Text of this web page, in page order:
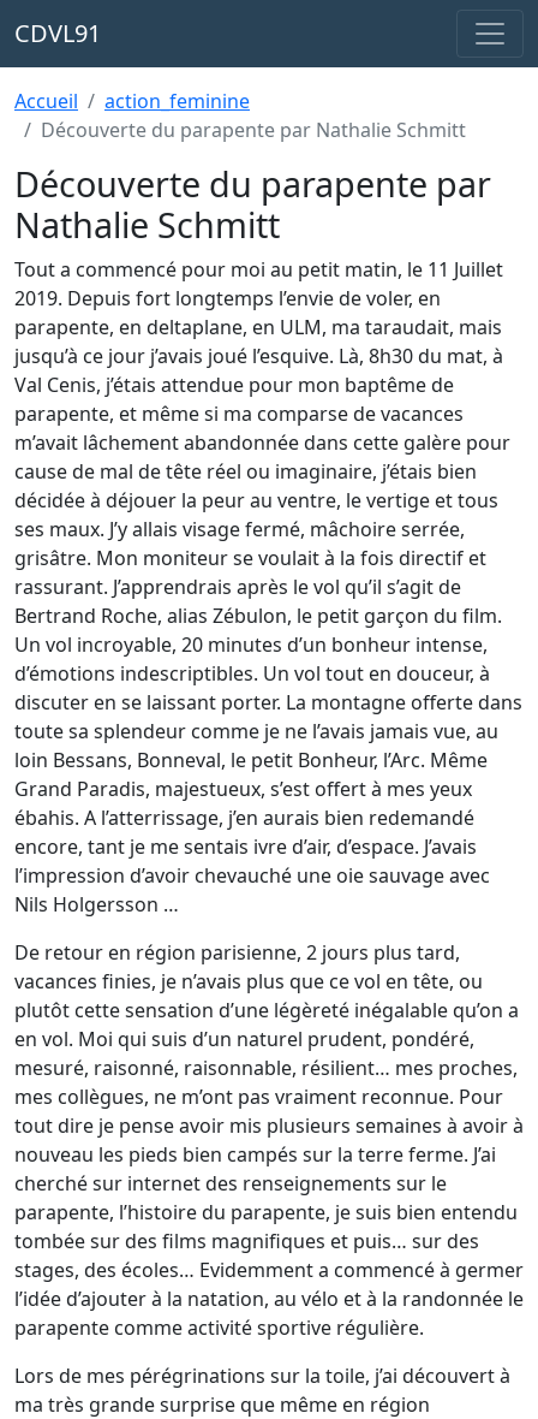
CDVL91
Accueil
action_feminine
Découverte du parapente par Nathalie Schmitt
Découverte du parapente par
Nathalie Schmitt
Tout a commencé pour moi au petit matin, le 11 Juillet
2019. Depuis fort longtemps l’envie de voler, en
parapente, en deltaplane, en ULM, ma taraudait, mais
jusqu’à ce jour j’avais joué l’esquive. Là, 8h30 du mat, à
Val Cenis, j’étais attendue pour mon baptême de
parapente, et même si ma comparse de vacances
m’avait lâchement abandonnée dans cette galère pour
cause de mal de tête réel ou imaginaire, j’étais bien
décidée à déjouer la peur au ventre, le vertige et tous
ses maux. J’y allais visage fermé, mâchoire serrée,
grisâtre. Mon moniteur se voulait à la fois directif et
rassurant. J’apprendrais après le vol qu’il s’agit de
Bertrand Roche, alias Zébulon, le petit garçon du film.
Un vol incroyable, 20 minutes d’un bonheur intense,
d’émotions indescriptibles. Un vol tout en douceur, à
discuter en se laissant porter. La montagne offerte dans
toute sa splendeur comme je ne l’avais jamais vue, au
loin Bessans, Bonneval, le petit Bonheur, l’Arc. Même
Grand Paradis, majestueux, s’est offert à mes yeux
ébahis. A l’atterrissage, j’en aurais bien redemandé
encore, tant je me sentais ivre d’air, d’espace. J’avais
l’impression d’avoir chevauché une oie sauvage avec
Nils Holgersson …
De retour en région parisienne, 2 jours plus tard,
vacances finies, je n’avais plus que ce vol en tête, ou
plutôt cette sensation d’une légèreté inégalable qu’on a
en vol. Moi qui suis d’un naturel prudent, pondéré,
mesuré, raisonné, raisonnable, résilient… mes proches,
mes collègues, ne m’ont pas vraiment reconnue. Pour
tout dire je pense avoir mis plusieurs semaines à avoir à
nouveau les pieds bien campés sur la terre ferme. J’ai
cherché sur internet des renseignements sur le
parapente, l’histoire du parapente, je suis bien entendu
tombée sur des films magnifiques et puis… sur des
stages, des écoles… Evidemment a commencé à germer
l’idée d’ajouter à la natation, au vélo et à la randonnée le
parapente comme activité sportive régulière.
Lors de mes pérégrinations sur la toile, j’ai découvert à
ma très grande surprise que même en région